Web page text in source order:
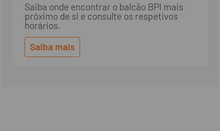
Saiba onde encontrar o balcão BPI mais
próximo de si e consulte os respetivos
horários.
Saiba mais